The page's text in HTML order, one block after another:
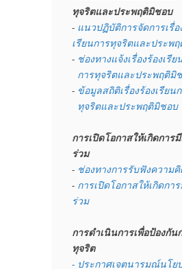
ทุจริตและประพฤติมิชอบ
- แนวปฏิบัติการจัดการเรื่อ
เรียนการทุจริตและประพ
- ช่องทางแจ้งเรื่องร้องเรีย
การทุจริตและประพฤติมิ
- ข้อมูลสถิติเรื่องร้องเรียน
  ทุจริตและประพฤติมิชอบ
การเปิดโอกาสให้เกิดการ
ร่วม
- ช่องทางการรับฟังความ
- การเปิดโอกาสให้เกิดกา
ร่วม
การดำเนินการเพื่อป้องกัน
ทุจริต
- ประกาศเจตนารมณ์นโย